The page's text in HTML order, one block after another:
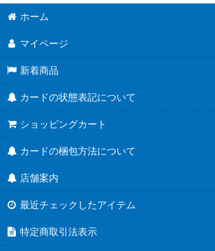
ホーム
マイページ
新着商品
カードの状態表記について
ショッピングカート
カードの梱包方法について
店舗案内
最近チェックしたアイテム
特定商取引法表示